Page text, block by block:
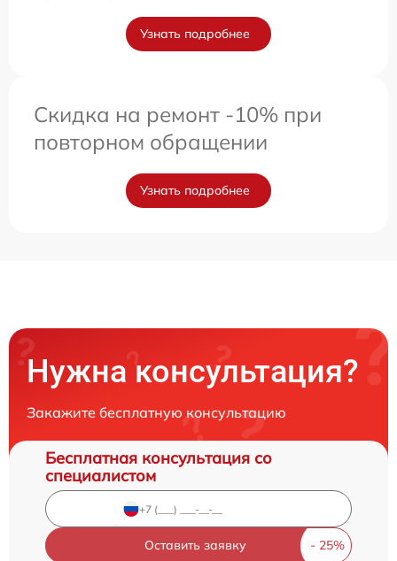
Узнать подробнее
Скидка на ремонт -10% при
повторном обращении
Узнать подробнее
Нужна консультация?
Закажите бесплатную консультацию
Бесплатная консультация со
специалистом
Оставить заявку